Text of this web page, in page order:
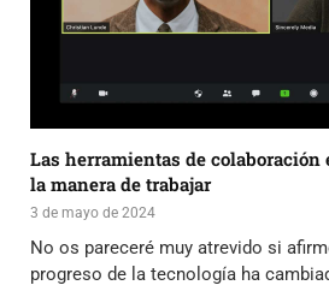
Las herramientas de
la manera de trabajar
3 de mayo de 2024
No os pareceré muy atrevido si
progreso de la tecnología ha